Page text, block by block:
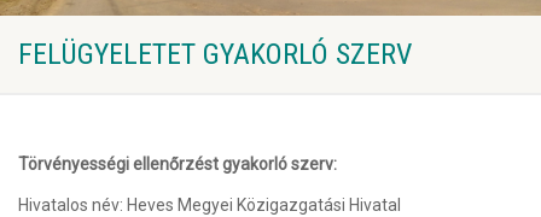
FELÜGYELETET GYAKORLÓ SZERV
Törvényességi ellenőrzést gyakorló szerv:
Hivatalos név: Heves Megyei Közigazgatási Hivatal